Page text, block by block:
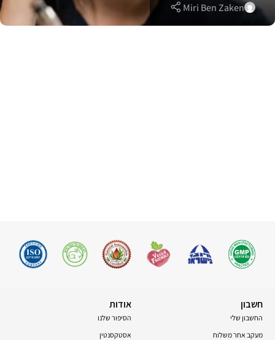
Miri Ben Zaken
חשבון
החשבון שלי
מעקב אחר משלוח
אודות
הסיפור שלנו
אסטקסנטין